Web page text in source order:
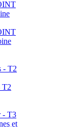
- T2
T2
- T3
et